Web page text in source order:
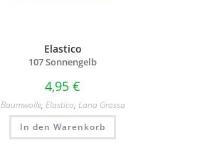
Elastico
107 Sonnengelb
4,95 €
Baumwolle, Elastico, Lana Grossa
In den Warenkorb